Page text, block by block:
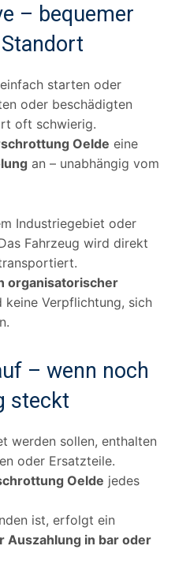
– bequemer
starten oder
oder beschädigten
oft schwierig.
Oelde eine
an – unabhängig vom
Industriegebiet oder
Fahrzeug wird direkt
organisatorischer
keine Verpflichtung, sich
– wenn noch
steckt
werden sollen, enthalten
oder Ersatzteile.
Oelde jedes
ist, erfolgt ein
Auszahlung in bar oder